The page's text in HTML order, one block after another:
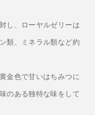
し、ローヤルゼリーは
類、ミネラル類など約
金色で甘いはちみつに
のある独特な味をして